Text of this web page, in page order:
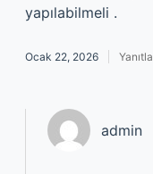
yapılabilmeli .
Ocak 22, 2026 Yanıtla
admin